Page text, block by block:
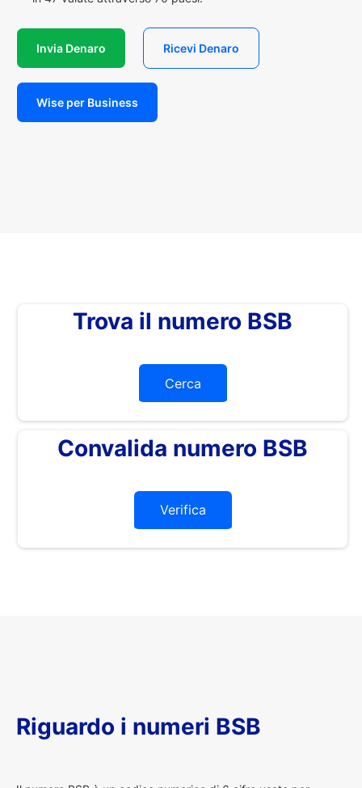
Invia Denaro Ricevi Denaro
Wise per Business
Trova il numero BSB
Cerca
Convalida numero BSB
Verifica
Riguardo i numeri BSB